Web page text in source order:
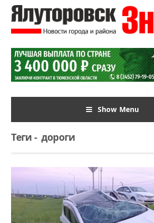
Show Menu
Теги-дороги